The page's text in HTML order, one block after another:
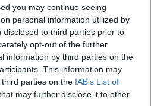
you may continue seeing
personal information utilized by
to third parties prior to
opt-out of the further
information by third parties on the
This information may
parties on the IAB’s List of
may further disclose it to other